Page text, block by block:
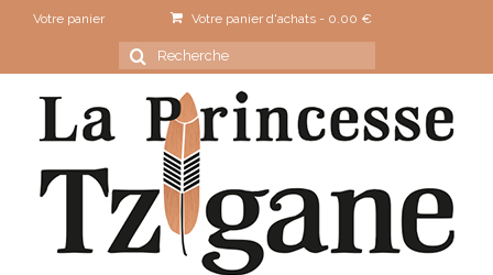
Votre panier Votre panier d'achats - 0.00 €
Rechercher
: